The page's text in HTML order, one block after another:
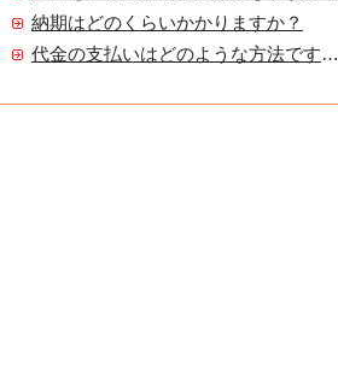
納期はどのくらいかかりますか？
代金の支払いはどのような方法ですか？